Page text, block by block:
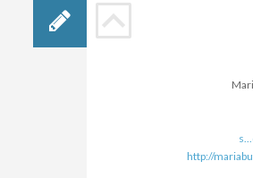
http://